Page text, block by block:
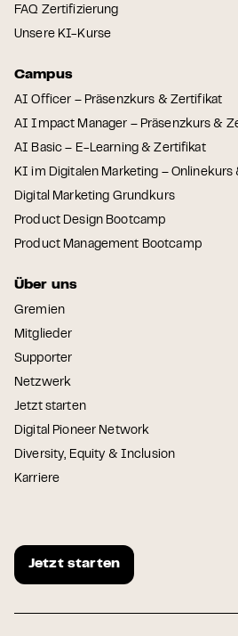
FAQ Zertifizierung
Unsere KI-Kurse
Campus
AI Officer – Präsenzkurs & Zertifikat
AI Impact Manager – Präsenzkurs &
AI Basic – E-Learning & Zertifikat
KI im Digitalen Marketing – Onlinekurs
Digital Marketing Grundkurs
Product Design Bootcamp
Product Management Bootcamp
Über uns
Gremien
Mitglieder
Supporter
Netzwerk
Jetzt starten
Digital Pioneer Network
Diversity, Equity & Inclusion
Karriere
Jetzt starten